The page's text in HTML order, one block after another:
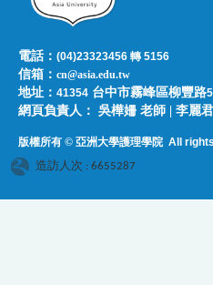
電話：(04)23323456 轉 5156
信箱：cn@asia.edu.tw
地址：41354 台中市霧峰區柳豐路
網頁負責人：​​​ ​吳樺姍 老師 | 李麗
版權所有 © 亞洲大學護理學院All
造訪人次 : 6655287